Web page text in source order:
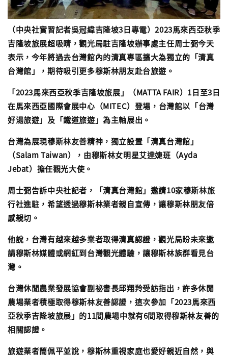
（中央社實習記者吳冠緯吉隆坡3日專電）2023馬來西亞秋季
吉隆坡旅展超吸睛，觀光局駐吉隆坡辦事處主任周士弼今天
表示，今年將過去台灣館內的清真專區擴大為獨立的「清真
台灣館」，期待吸引更多穆斯林朋友赴台旅遊。
「2023馬來西亞秋季吉隆坡旅展」（MATTA FAIR）1日至3日
在馬來西亞國際會展中心（MITEC）登場，台灣館以「台灣
好湯旅遊」及「鐵道旅遊」為主軸展出。
台灣為展現穆斯林友善精神，獨立設置「清真台灣館」
（Salam Taiwan），由穆斯林女明星艾達婕班（Ayda
Jebat）擔任觀光大使。
周士弼告訴中央社記者，「清真台灣館」邀請10家穆斯林旅
行社進駐，希望透過穆斯林業者親自宣傳，讓穆斯林朋友倍
感親切。
他說，台灣有越來越多業者取得清真認證，觀光局盼未來邀
請穆斯林媒體或網紅到台灣觀光體驗，讓穆斯林族群看見台
灣。
台灣休閒農業發展協會副祕書長邱翔羚受訪指出，許多休閒
農場業者積極取得穆斯林友善認證，這次參加「2023馬來西
亞秋季吉隆坡旅展」的11間農場中就有6間取得穆斯林友善的
相關認證。
旅遊業者簡佩平並說，穆斯林重視家庭也愛好親近自然，與